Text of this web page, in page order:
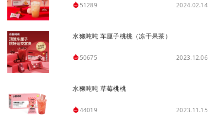
51289 2024.02.14
水獭吨吨 车厘子桃桃（冻干果茶）
50675 2023.12.06
水獭吨吨 草莓桃桃
44019 2023.11.15